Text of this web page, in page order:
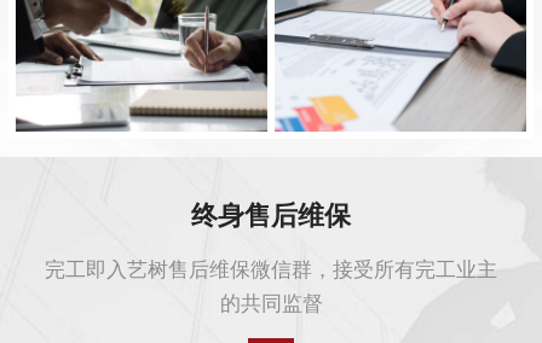
终身售后维保
完工即入艺树售后维保微信群，接受所有完工业主
的共同监督